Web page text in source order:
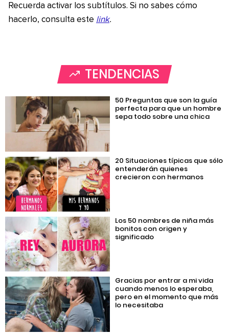
Recuerda activar los subtítulos. Si no sabes cómo
hacerlo, consulta este link.
TENDENCIAS
50 Preguntas que son la guía
perfecta para que un hombre
sepa todo sobre una chica
20 Situaciones típicas que sólo
entenderán quienes
crecieron con hermanos
Los 50 nombres de niña más
bonitos con origen y
significado
Gracias por entrar a mi vida
cuando menos lo esperaba,
pero en el momento que más
lo necesitaba